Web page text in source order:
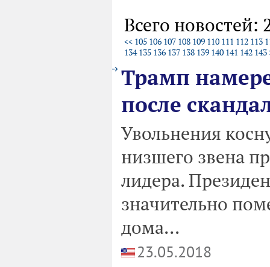
Всего новостей:
<< 105 106 107 108 109 110 111 112 113
134 135 136 137 138 139 140 141 142 143
Трамп
после
Увольнения
низшего звена
лидера.
значительно
дома...
23.05.2018